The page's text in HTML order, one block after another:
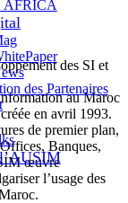
AFRICA
des Partenaires
des SI et
au Maroc
en avril 1993.
de premier plan,
Banques,
œuvre
l’usage des